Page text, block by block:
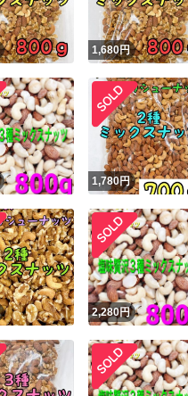
1,680円
1,780円
2,280円